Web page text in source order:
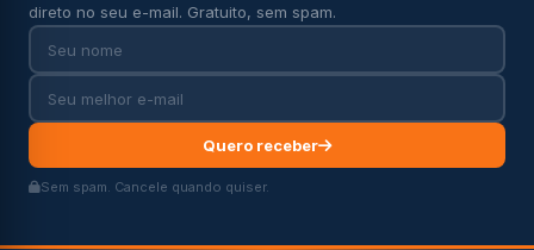
direto no seu e-mail. Gratuito, sem spam.
Quero receber
Sem spam. Cancele quando quiser.